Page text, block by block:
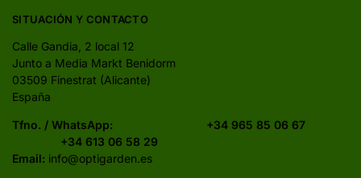
SITUACIÓN Y CONTACTO
Calle Gandia, 2 local 12
Junto a Media Markt Benidorm
03509 Finestrat (Alicante)
España
Tfno. / WhatsApp: +34 965 85 06 67
+34 613 06 58 29
Email: info@optigarden.es